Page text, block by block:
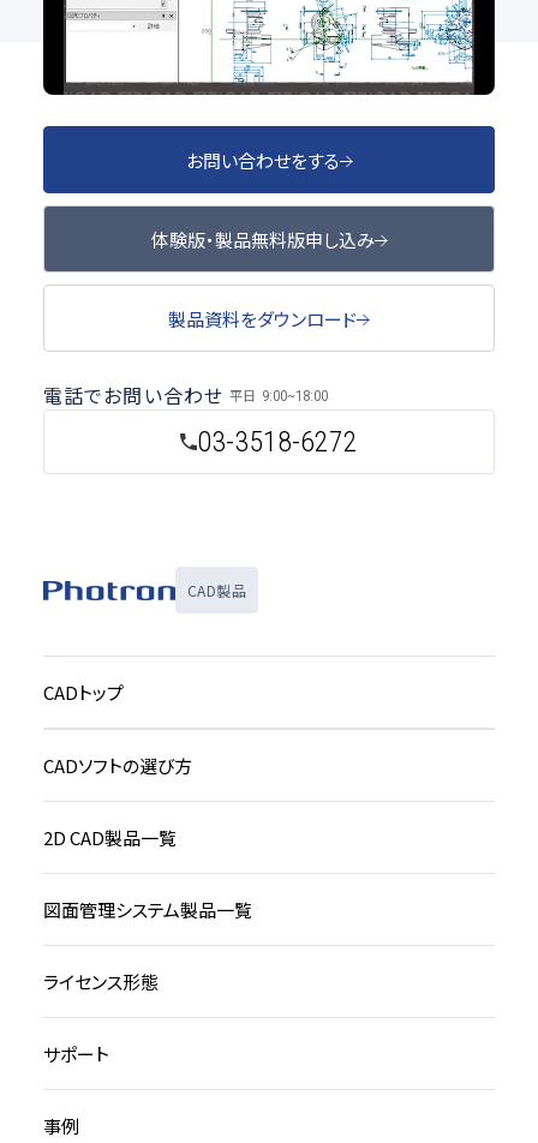
お問い合わせをする
体験版・製品無料版申し込み
製品資料をダウンロード
03-3518-6272
電話でお問い合わせ 平日 9:00~18:00
CAD製品
CADトップ
CADソフトの選び方
2D CAD製品一覧
図面管理システム製品一覧
ライセンス形態
サポート
事例